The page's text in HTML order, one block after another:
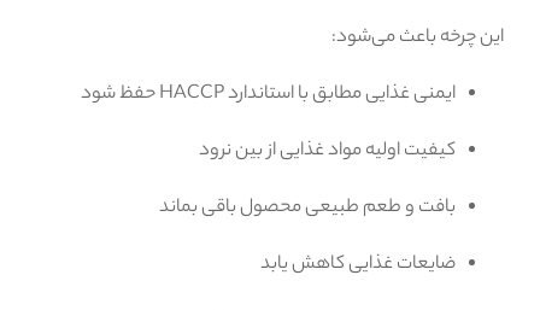
این چرخه باعث می‌شود:
ایمنی غذایی مطابق با استاندارد HACCP حفظ شود
کیفیت اولیه مواد غذایی از بین نرود
بافت و طعم طبیعی محصول باقی بماند
ضایعات غذایی کاهش یابد